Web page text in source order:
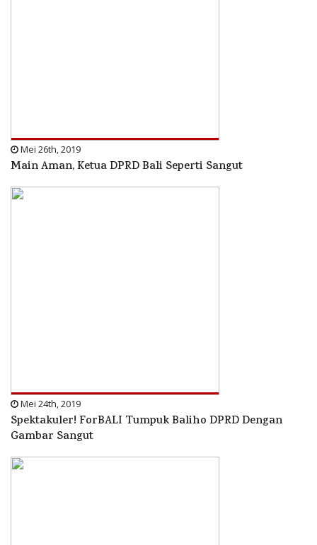
Mei 26th, 2019
Main Aman, Ketua DPRD Bali Seperti Sangut
Mei 24th, 2019
Spektakuler! ForBALI Tumpuk Baliho DPRD Dengan
Gambar Sangut